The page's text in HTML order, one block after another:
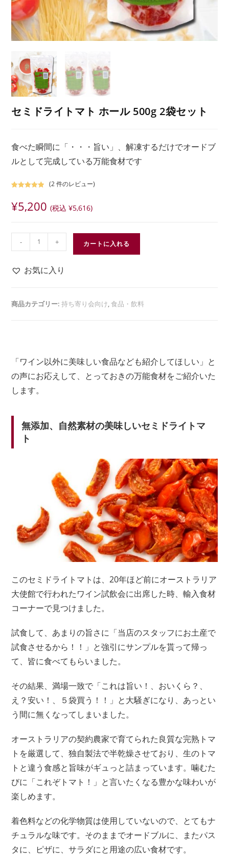
セミドライトマト ホール 500g 2袋セット
食べた瞬間に「・・・旨い」、解凍するだけでオードブ
ルとして完成している万能食材です
評価に基づ
く5段階評
5.00点
(2件のレビュー)
¥5,200 (税込¥5,616)
- + カートに入れる
お気に入り
商品カテゴリー:持ち寄り会向け,食品・飲料
「ワイン以外に美味しい食品なども紹介してほしい」と
の声にお応えして、とっておきの万能食材をご紹介いた
します。
無添加、自然素材の美味しいセミドライトマ
ト
このセミドライトマトは、20年ほど前にオーストラリア
大使館で行われたワイン試飲会に出席した時、輸入食材
コーナーで見つけました。
試食して、あまりの旨さに「当店のスタッフにお土産で
試食させるから！！」と強引にサンプルを貰って帰っ
て、皆に食べてもらいました。
その結果、満場一致で「これは旨い！、おいくら？、
え？安い！、５袋買う！！」と大騒ぎになり、あっとい
う間に無くなってしまいました。
オーストラリアの契約農家で育てられた良質な完熟トマ
トを厳選して、独自製法で半乾燥させており、生のトマ
トと違う食感と旨味がギュっと詰まっています。噛むた
びに「これぞトマト！」と言いたくなる豊かな味わいが
楽しめます。
着色料などの化学物質は使用していないので、とてもナ
チュラルな味です。そのままでオードブルに、またパス
タに、ピザに、サラダにと用途の広い食材です。